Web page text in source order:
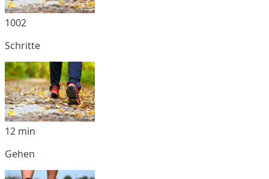
1002
Schritte
12 min
Gehen